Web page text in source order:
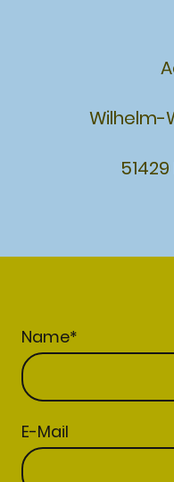
Wilhelm-
Name*
E-Mail